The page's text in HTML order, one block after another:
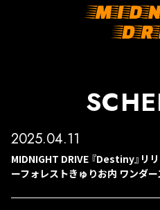
2025.04.11
MIDNIGHT DRIVE 『Destiny』リ
ーフォレストきゅりお内 ワンダ